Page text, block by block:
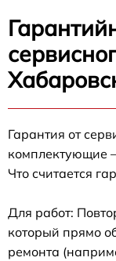
Гарантия от
комплектующие
Что считается
Для работ:
который прямо
ремонта